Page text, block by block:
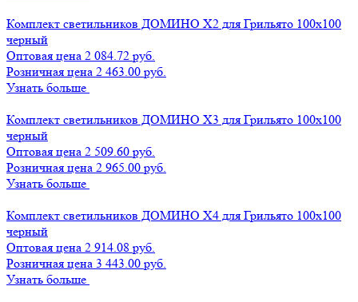
Комплект светильников ДОМИНО Х2 для Грильято 100х100
черный
Оптовая цена 2 084.72 руб.
Розничная цена 2 463.00 руб.
Узнать больше
Комплект светильников ДОМИНО Х3 для Грильято 100х100
черный
Оптовая цена 2 509.60 руб.
Розничная цена 2 965.00 руб.
Узнать больше
Комплект светильников ДОМИНО Х4 для Грильято 100х100
черный
Оптовая цена 2 914.08 руб.
Розничная цена 3 443.00 руб.
Узнать больше